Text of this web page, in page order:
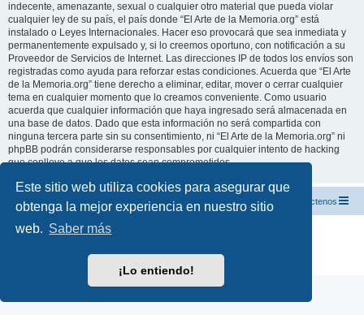
Este sitio web utiliza cookies para asegurar que
obtenga la mejor experiencia en nuestro sitio
web. Saber más
¡Lo entiendo!
indecente, amenazante, sexual o cualquier otro material que pueda violar
cualquier ley de su país, el país donde “El Arte de la Memoria.org” está
instalado o Leyes Internacionales. Hacer eso provocará que sea inmediata y
permanentemente expulsado y, si lo creemos oportuno, con notificación a su
Proveedor de Servicios de Internet. Las direcciones IP de todos los envíos son
registradas como ayuda para reforzar estas condiciones. Acuerda que “El Arte
de la Memoria.org” tiene derecho a eliminar, editar, mover o cerrar cualquier
tema en cualquier momento que lo creamos conveniente. Como usuario
acuerda que cualquier información que haya ingresado será almacenada en
una base de datos. Dado que esta información no será compartida con
ninguna tercera parte sin su consentimiento, ni “El Arte de la Memoria.org” ni
phpBB podrán considerarse responsables por cualquier intento de hacking
que conlleve a que los datos sean comprometidos.
El Arte de la Memoria.org Índice Contáctenos
Desarrollado por
Condiciones